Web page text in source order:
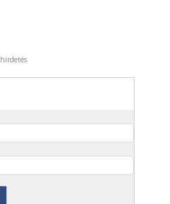
hirdetés